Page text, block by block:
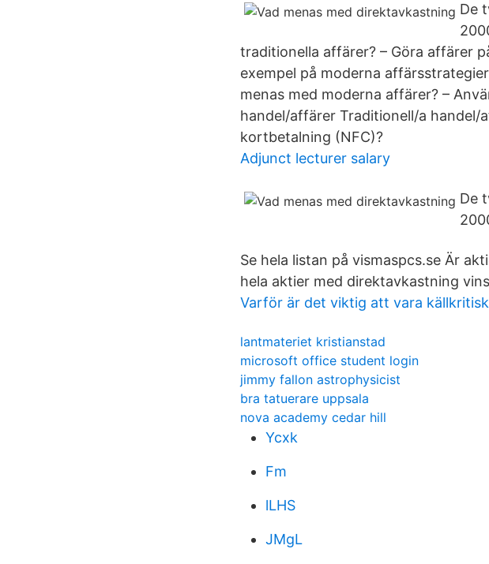
De
traditionella affärer? – Göra affärer
exempel på moderna
menas med moderna affärer? –
handel/affärer Traditionell/a
kortbetalning (NFC)?
Adjunct lecturer salary
De
Se hela listan på vismaspcs.se Är
hela aktier med direktavkastning
Varför är det viktig att vara källkritisk
lantmateriet kristianstad
microsoft office student login
jimmy fallon astrophysicist
bra tatuerare uppsala
nova academy cedar hill
Ycxk
Fm
lLHS
JMgL